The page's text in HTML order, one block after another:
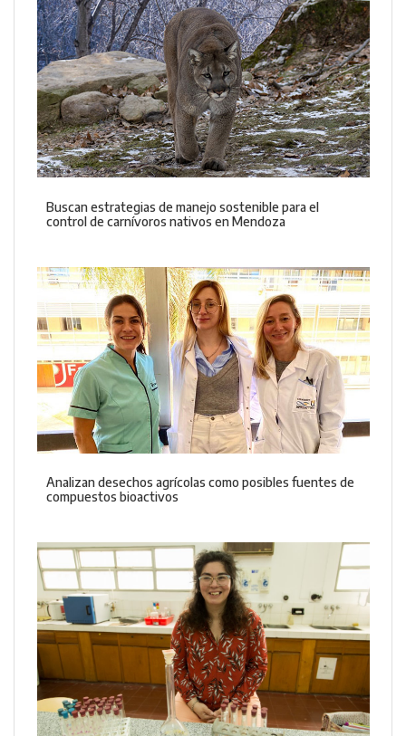
Buscan estrategias de manejo sostenible para el
control de carnívoros nativos en Mendoza
Analizan desechos agrícolas como posibles fuentes de
compuestos bioactivos